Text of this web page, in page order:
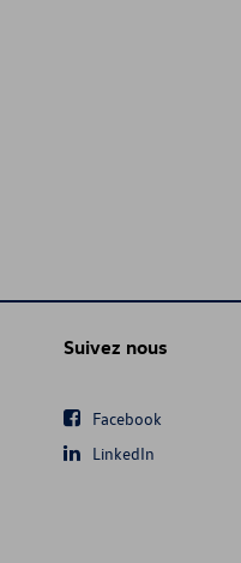
Suivez nous
Facebook
LinkedIn